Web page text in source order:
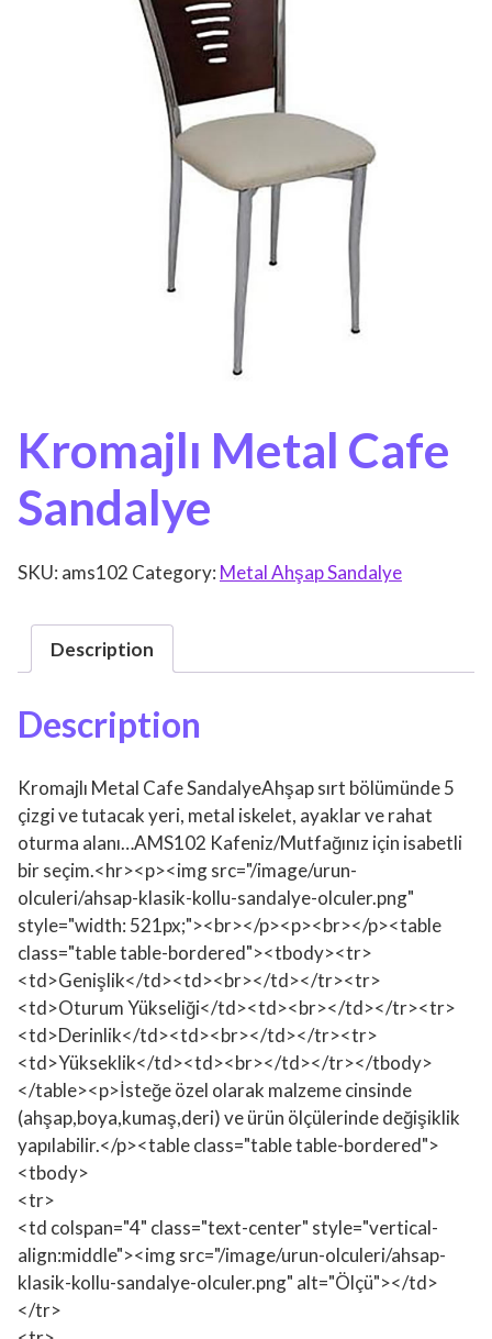
Kromajlı Metal Cafe
Sandalye
SKU: ams102 Category: Metal Ahşap Sandalye
Description
Description
Kromajlı Metal Cafe SandalyeAhşap sırt bölümünde 5
çizgi ve tutacak yeri, metal iskelet, ayaklar ve rahat
oturma alanı…AMS102 Kafeniz/Mutfağınız için isabetli
bir seçim.<hr><p><img src="/image/urun-
olculeri/ahsap-klasik-kollu-sandalye-olculer.png"
style="width: 521px;"><br></p><p><br></p><table
class="table table-bordered"><tbody><tr>
<td>Genişlik</td><td><br></td></tr><tr>
<td>Oturum Yükseliği</td><td><br></td></tr><tr>
<td>Derinlik</td><td><br></td></tr><tr>
<td>Yükseklik</td><td><br></td></tr></tbody>
</table><p>İsteğe özel olarak malzeme cinsinde
(ahşap,boya,kumaş,deri) ve ürün ölçülerinde değişiklik
yapılabilir.</p><table class="table table-bordered">
<tbody>
<tr>
<td colspan="4" class="text-center" style="vertical-
align:middle"><img src="/image/urun-olculeri/ahsap-
klasik-kollu-sandalye-olculer.png" alt="Ölçü"></td>
</tr>